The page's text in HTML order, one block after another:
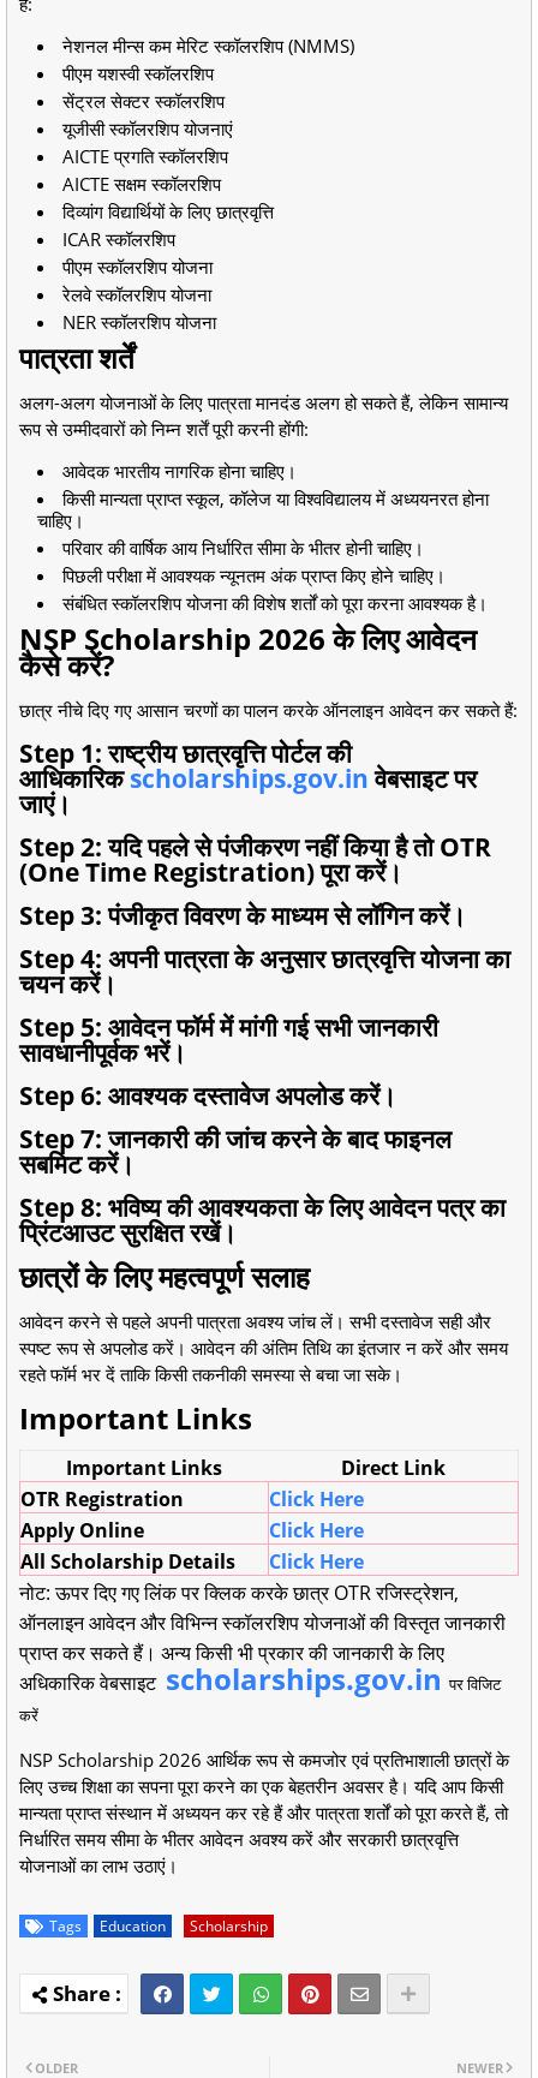
नेशनल मीन्स कम मेरिट स्कॉलरशिप (NMMS)
पीएम यशस्वी स्कॉलरशिप
सेंट्रल सेक्टर स्कॉलरशिप
यूजीसी स्कॉलरशिप योजनाएं
AICTE प्रगति स्कॉलरशिप
AICTE सक्षम स्कॉलरशिप
दिव्यांग विद्यार्थियों के लिए छात्रवृत्ति
ICAR स्कॉलरशिप
पीएम स्कॉलरशिप योजना
रेलवे स्कॉलरशिप योजना
NER स्कॉलरशिप योजना
पात्रता शर्तें
अलग-अलग योजनाओं के लिए पात्रता मानदंड अलग हो सकते हैं, लेकिन सामान्य
रूप से उम्मीदवारों को निम्न शर्तें पूरी करनी होंगी:
आवेदक भारतीय नागरिक होना चाहिए।
किसी मान्यता प्राप्त स्कूल, कॉलेज या विश्वविद्यालय में अध्ययनरत होना
चाहिए।
परिवार की वार्षिक आय निर्धारित सीमा के भीतर होनी चाहिए।
पिछली परीक्षा में आवश्यक न्यूनतम अंक प्राप्त किए होने चाहिए।
संबंधित स्कॉलरशिप योजना की विशेष शर्तों को पूरा करना आवश्यक है।
NSP Scholarship 2026 के लिए आवेदन
कैसे करें?
छात्र नीचे दिए गए आसान चरणों का पालन करके ऑनलाइन आवेदन कर सकते हैं:
Step 1: राष्ट्रीय छात्रवृत्ति पोर्टल की
आधिकारिकscholarships.gov.inवेबसाइट पर
जाएं।
Step 2: यदि पहले से पंजीकरण नहीं किया है तो OTR
(One Time Registration) पूरा करें।
Step 3: पंजीकृत विवरण के माध्यम से लॉगिन करें।
Step 4: अपनी पात्रता के अनुसार छात्रवृत्ति योजना का
चयन करें।
Step 5: आवेदन फॉर्म में मांगी गई सभी जानकारी
सावधानीपूर्वक भरें।
Step 6: आवश्यक दस्तावेज अपलोड करें।
Step 7: जानकारी की जांच करने के बाद फाइनल
सबमिट करें।
Step 8: भविष्य की आवश्यकता के लिए आवेदन पत्र का
प्रिंटआउट सुरक्षित रखें।
छात्रों के लिए महत्वपूर्ण सलाह
आवेदन करने से पहले अपनी पात्रता अवश्य जांच लें। सभी दस्तावेज सही और
स्पष्ट रूप से अपलोड करें। आवेदन की अंतिम तिथि का इंतजार न करें और समय
रहते फॉर्म भर दें ताकि किसी तकनीकी समस्या से बचा जा सके।
Important Links
Important Links
Direct Link
OTR Registration
Click Here
Apply Online
Click Here
All Scholarship Details
Click Here
नोट:ऊपर दिए गए लिंक पर क्लिक करके छात्र OTR रजिस्ट्रेशन,
ऑनलाइन आवेदन और विभिन्न स्कॉलरशिप योजनाओं की विस्तृत जानकारी
प्राप्त कर सकते हैं। अन्य किसी भी प्रकार की जानकारी के लिए
अधिकारिक वेबसाइट scholarships.gov.in पर विजिट
करें
NSP Scholarship 2026 आर्थिक रूप से कमजोर एवं प्रतिभाशाली छात्रों के
लिए उच्च शिक्षा का सपना पूरा करने का एक बेहतरीन अवसर है। यदि आप किसी
मान्यता प्राप्त संस्थान में अध्ययन कर रहे हैं और पात्रता शर्तों को पूरा करते हैं, तो
निर्धारित समय सीमा के भीतर आवेदन अवश्य करें और सरकारी छात्रवृत्ति
योजनाओं का लाभ उठाएं।
Tags Education Scholarship
NEWER
OLDER